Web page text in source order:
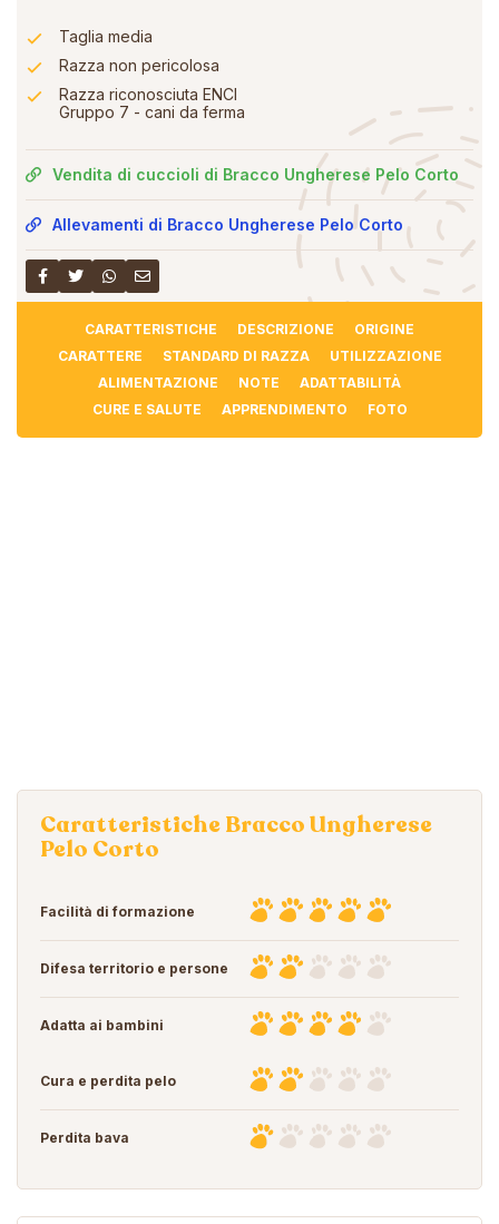
Taglia media
Razza non pericolosa
Razza riconosciuta ENCI
Gruppo 7 - cani da ferma
Vendita di cuccioli di Bracco Ungherese Pelo Corto
Allevamenti di Bracco Ungherese Pelo Corto
CARATTERISTICHE DESCRIZIONE
ORIGINE
CARATTERE
STANDARD DI RAZZA
UTILIZZAZIONE
ALIMENTAZIONE
NOTE
ADATTABILITÀ
CURE E SALUTE
APPRENDIMENTO FOTO
Caratteristiche Bracco Ungherese
Pelo Corto
Facilità di formazione
Difesa territorio e persone
Adatta ai bambini
Cura e perdita pelo
Perdita bava